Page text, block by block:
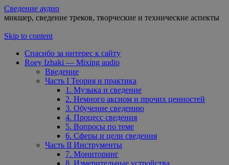
Сведение аудио
микшер, сведение треков, творческие и технические аспекты
Skip to content
Спасибо за интерес к сайту
Roey Izhaki — Mixing audio
Введение
Часть I Теория и практика
1. Музыка и сведение
2. Немного аксиом и прочих ценностей
3. Обучение сведению
4. Процесс сведения
5. Вопросы по теме
6. Сферы и цели сведения
Часть II Инструменты
7. Мониторинг
8. Измерительные устройства